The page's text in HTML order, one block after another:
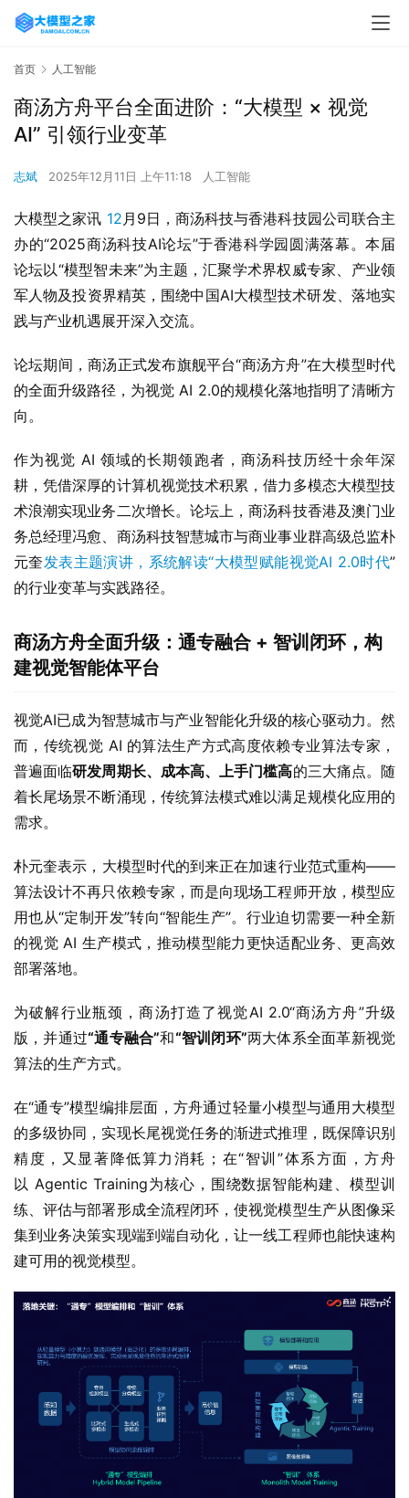
首页 人工智能
商汤方舟平台全面进阶：“大模型 × 视觉
AI” 引领行业变革
志斌 2025年12月11日 上午11:18 人工智能
大模型之家讯 12月9日，商汤科技与香港科技园公司联合主
办的“2025商汤科技AI论坛”于香港科学园圆满落幕。本届
论坛以“模型智未来”为主题，汇聚学术界权威专家、产业领
军人物及投资界精英，围绕中国AI大模型技术研发、落地实
践与产业机遇展开深入交流。
论坛期间，商汤正式发布旗舰平台“商汤方舟”在大模型时代
的全面升级路径，为视觉 AI 2.0的规模化落地指明了清晰方
向。
作为视觉 AI 领域的长期领跑者，商汤科技历经十余年深
耕，凭借深厚的计算机视觉技术积累，借力多模态大模型技
术浪潮实现业务二次增长。论坛上，商汤科技香港及澳门业
务总经理冯愈、商汤科技智慧城市与商业事业群高级总监朴
元奎发表主题演讲，系统解读“大模型赋能视觉AI 2.0时代”
的行业变革与实践路径。
商汤方舟全面升级：通专融合 + 智训闭环，构
建视觉智能体平台
视觉AI已成为智慧城市与产业智能化升级的核心驱动力。然
而，传统视觉 AI 的算法生产方式高度依赖专业算法专家，
普遍面临研发周期长、成本高、上手门槛高的三大痛点。随
着长尾场景不断涌现，传统算法模式难以满足规模化应用的
需求。
朴元奎表示，大模型时代的到来正在加速行业范式重构——
算法设计不再只依赖专家，而是向现场工程师开放，模型应
用也从“定制开发”转向“智能生产”。行业迫切需要一种全新
的视觉 AI 生产模式，推动模型能力更快适配业务、更高效
部署落地。
为破解行业瓶颈，商汤打造了视觉AI 2.0“商汤方舟”升级
版，并通过“通专融合”和“智训闭环”两大体系全面革新视觉
算法的生产方式。
在“通专”模型编排层面，方舟通过轻量小模型与通用大模型
的多级协同，实现长尾视觉任务的渐进式推理，既保障识别
精度，又显著降低算力消耗；在“智训”体系方面，方舟
以 Agentic Training为核心，围绕数据智能构建、模型训
练、评估与部署形成全流程闭环，使视觉模型生产从图像采
集到业务决策实现端到端自动化，让一线工程师也能快速构
建可用的视觉模型。